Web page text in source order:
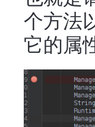
个方法
它的属